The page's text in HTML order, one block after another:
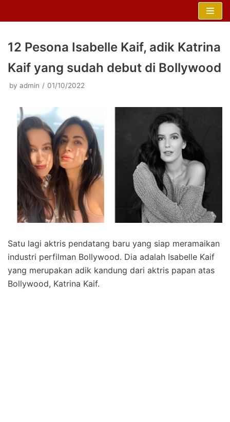
12 Pesona Isabelle Kaif, adik Katrina
Kaif yang sudah debut di Bollywood
by admin 01/10/2022
Satu lagi aktris pendatang baru yang siap meramaikan
industri perfilman Bollywood. Dia adalah Isabelle Kaif
yang merupakan adik kandung dari aktris papan atas
Bollywood, Katrina Kaif.